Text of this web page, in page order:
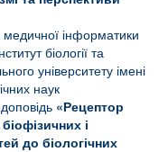
медичної інформатики
біології та
університету імені
наук
доповідь «Рецептор
і
до біологічних